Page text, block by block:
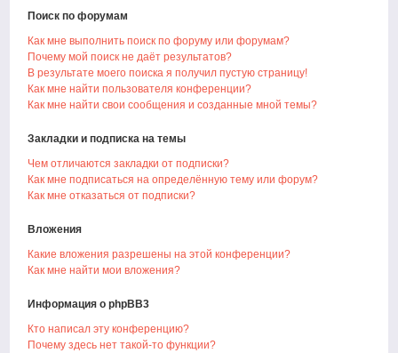
Поиск по форумам
Как мне выполнить поиск по форуму или форумам?
Почему мой поиск не даёт результатов?
В результате моего поиска я получил пустую страницу!
Как мне найти пользователя конференции?
Как мне найти свои сообщения и созданные мной темы?
Закладки и подписка на темы
Чем отличаются закладки от подписки?
Как мне подписаться на определённую тему или форум?
Как мне отказаться от подписки?
Вложения
Какие вложения разрешены на этой конференции?
Как мне найти мои вложения?
Информация о phpBB3
Кто написал эту конференцию?
Почему здесь нет такой-то функции?